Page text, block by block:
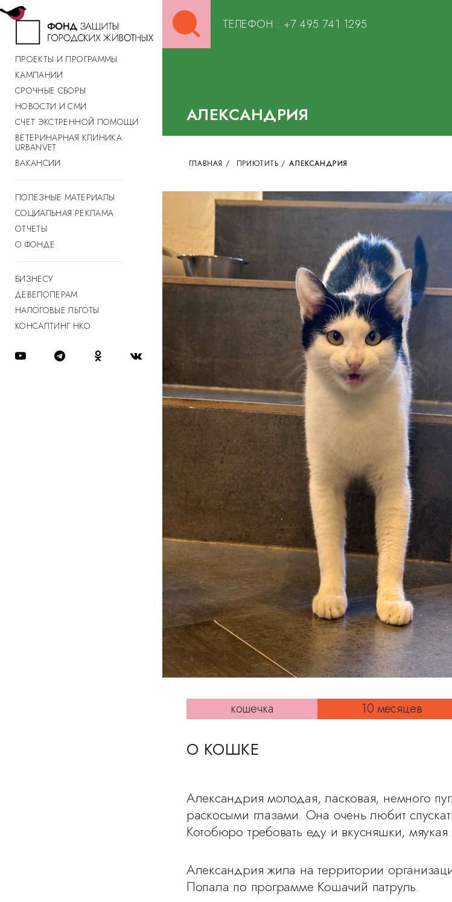
ПРОЕКТЫ И ПРОГРАММЫ
КАМПАНИИ
СРОЧНЫЕ СБОРЫ
НОВОСТИ И СМИ
СЧЕТ ЭКСТРЕННОЙ ПОМОЩИ
ВЕТЕРИНАРНАЯ КЛИНИКА
URBANVET
ВАКАНСИИ
ПОЛЕЗНЫЕ МАТЕРИАЛЫ
СОЦИАЛЬНАЯ РЕКЛАМА
ОТЧЕТЫ
О ФОНДЕ
БИЗНЕСУ
ДЕВЕЛОПЕРАМ
НАЛОГОВЫЕ ЛЬГОТЫ
КОНСАЛТИНГ НКО
for:
ТЕЛЕФОН : +7 495 741 1295
АЛЕКСАНДРИЯ
ГЛАВНАЯ / ПРИЮТИТЬ / АЛЕКСАНДРИЯ
кошечка 10 месяцев
О КОШКЕ
Александрия молодая, ласковая, немного
раскосыми глазами. Она очень любит
Котобюро требовать еду и вкусняшки,
Александрия жила на территории
Попала по программе Кошачий патруль.